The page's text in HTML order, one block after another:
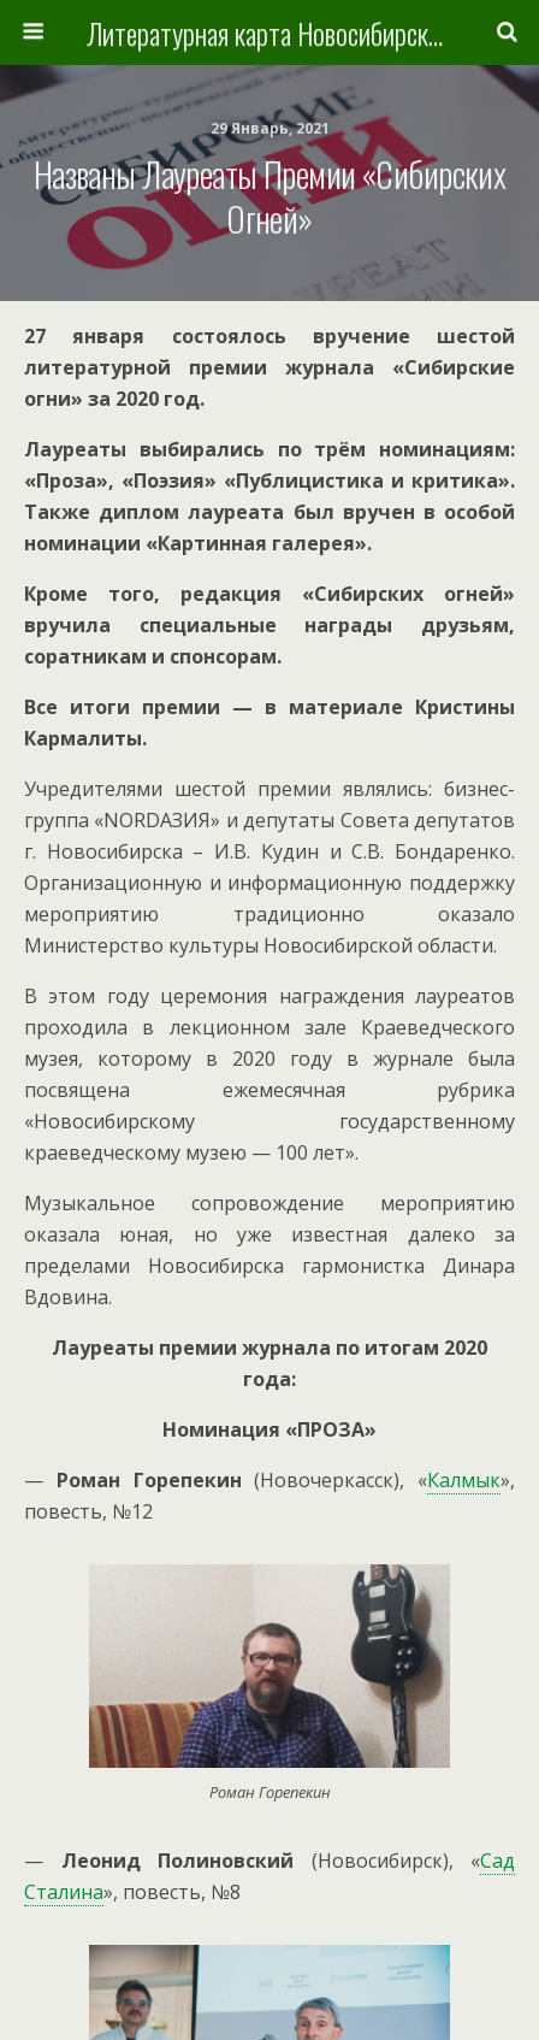
Литературная карта Новосибирска и Новосибирской области
29 Январь, 2021
Названы Лауреаты Премии «Сибирских
Огней»
27 января состоялось вручение шестой
литературной премии журнала «Сибирские
огни» за 2020 год.
Лауреаты выбирались по трём номинациям:
«Проза», «Поэзия» «Публицистика и критика».
Также диплом лауреата был вручен в особой
номинации «Картинная галерея».
Кроме того, редакция «Сибирских огней»
вручила специальные награды друзьям,
соратникам и спонсорам.
Все итоги премии — в материале Кристины
Кармалиты.
Учредителями шестой премии являлись: бизнес-
группа «NORDАЗИЯ» и депутаты Совета депутатов
г. Новосибирска – И.В. Кудин и С.В. Бондаренко.
Организационную и информационную поддержку
мероприятию традиционно оказало
Министерство культуры Новосибирской области.
В этом году церемония награждения лауреатов
проходила в лекционном зале Краеведческого
музея, которому в 2020 году в журнале была
посвящена ежемесячная рубрика
«Новосибирскому государственному
краеведческому музею — 100 лет».
Музыкальное сопровождение мероприятию
оказала юная, но уже известная далеко за
пределами Новосибирска гармонистка Динара
Вдовина.
Лауреаты премии журнала по итогам 2020
года:
Номинация «ПРОЗА»
— Роман Горепекин (Новочеркасск), «Калмык»,
повесть, №12
Роман Горепекин
— Леонид Полиновский (Новосибирск), «Сад
Сталина», повесть, №8